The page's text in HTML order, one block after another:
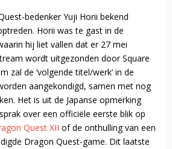
bedenker Yuji Horii bekend
Horii was te gast in de
hij liet vallen dat er 27 mei
wordt uitgezonden door Square
zal de ‘volgende titel/werk’ in de
aangekondigd, samen met nog
Het is uit de Japanse opmerking
over een officiële eerste blik op
Quest XII of de onthulling van een
Dragon Quest-game. Dit laatste